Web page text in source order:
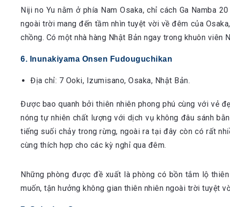
Niji no Yu nằm ở phía Nam Osaka, chỉ cách Ga Namba
ngoài trời mang đến tầm nhìn tuyệt vời về đêm của
chồng. Có một nhà hàng Nhật Bản ngay trong khuôn viên
6. Inunakiyama Onsen Fudouguchikan
Địa chỉ: 7 Ooki, Izumisano, Osaka, Nhật Bản.
Được bao quanh bởi thiên nhiên phong phú cùng với vẻ
nóng tự nhiên chất lượng với dịch vụ không đâu sánh
tiếng suối chảy trong rừng, ngoài ra tại đây còn có rất
cùng thích hợp cho các kỳ nghỉ qua đêm.
Những phòng được đề xuất là phòng có bồn tắm lộ
muốn, tận hưởng không gian thiên nhiên ngoài trời tuyệt